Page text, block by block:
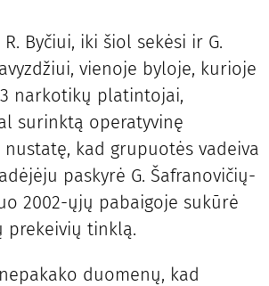
Byčiui, iki šiol sekėsi ir G.
vienoje byloje, kurioje
narkotikų platintojai,
surinktą operatyvinę
nustatę, kad grupuotės vadeiva
paskyrė G. Šafranovičių-
2002-ųjų pabaigoje sukūrė
tinklą.
duomenų, kad